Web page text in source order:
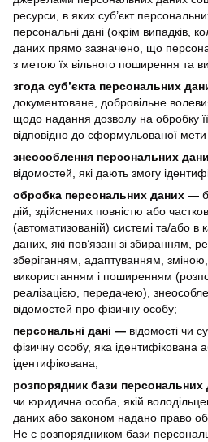
ресурси, в яких суб’єкт
персональні дані (окрім випадків,
даних прямо зазначено, що
з метою їх вільного поширення та
згода суб’єкта персональних
документоване, добровільне
щодо надання дозволу на обробку
відповідно до сформульованої мети
знеособлення персональних
відомостей, які дають змогу
обробка персональних даних —
дій, здійснених повністю або
(автоматизованій) системі та/або в
даних, які пов’язані зі збиранням,
зберіганням, адаптуванням,
використанням і поширенням
реалізацією, передачею),
відомостей про фізичну особу;
персональні дані — відомості чи
фізичну особу, яка ідентифікована
ідентифікована;
розпорядник бази
чи юридична особа, якій
даних або законом надано право
Не є розпорядником бази